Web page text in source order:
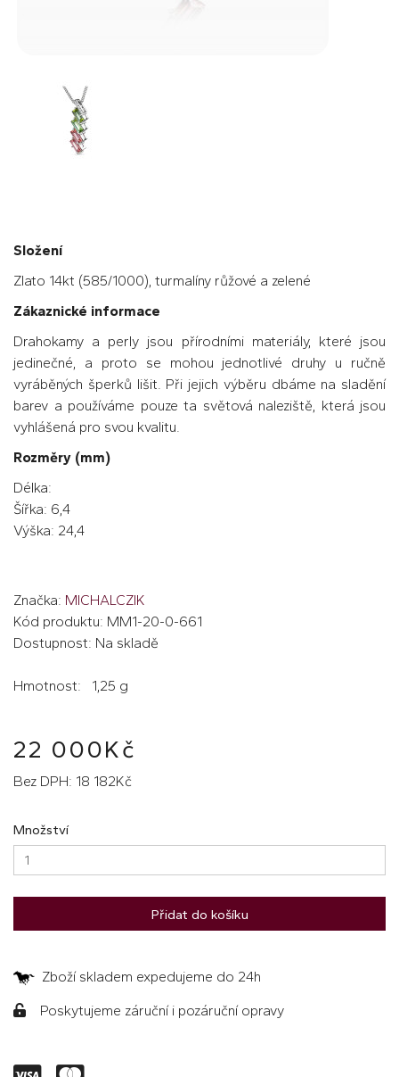
Složení
Zlato 14kt (585/1000), turmalíny růžové a zelené
Zákaznické informace
Drahokamy a perly jsou přírodními materiály, které jsou
jedinečné, a proto se mohou jednotlivé druhy u ručně
vyráběných šperků lišit. Při jejich výběru dbáme na sladění
barev a používáme pouze ta světová naleziště, která jsou
vyhlášená pro svou kvalitu.
Rozměry (mm)
Délka:
Šířka: 6,4
Výška: 24,4
Značka: MICHALCZIK
Kód produktu: MM1-20-0-661
Dostupnost: Na skladě
Hmotnost: 1,25 g
22 000Kč
Bez DPH: 18 182Kč
Množství
Přidat do košíku
Zboží skladem expedujeme do 24h
Poskytujeme záruční i pozáruční opravy